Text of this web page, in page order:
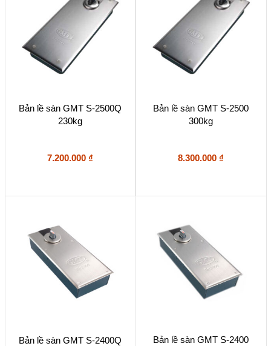
Bản lề sàn GMT S-2500Q
230kg
7.200.000 ₫
Bản lề sàn GMT S-2500
300kg
8.300.000 ₫
Bản lề sàn GMT S-2400Q
Bản lề sàn GMT S-2400